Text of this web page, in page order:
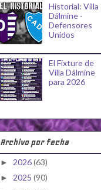
Historial: Villa
Dálmine -
Defensores
Unidos
El Fixture de
Villa Dálmine
para 2026
Archivo por fecha
► 2026(63)
► 2025 (90)